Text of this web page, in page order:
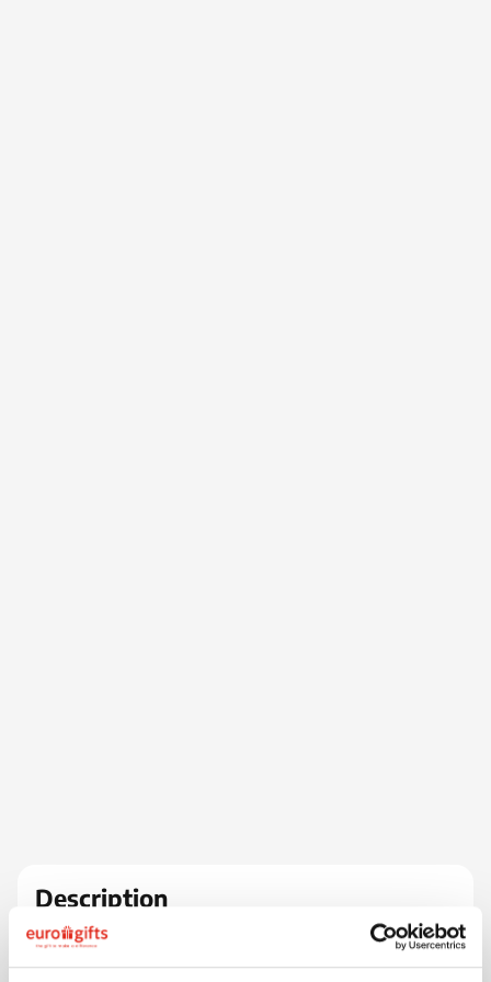
Description
Voici "Avery", notre bouteille d'eau innovante en R-PET
dotée d'une paille pliable astucieusement rangée dans